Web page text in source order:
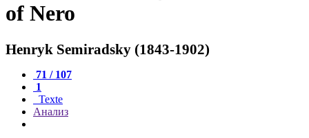
of Nero
Henryk Semiradsky (1843-1902)
71 / 107
1
Texte
Анализ